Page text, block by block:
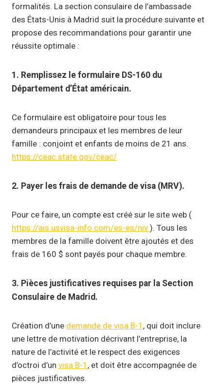
formalités. La section consulaire de l’ambassade
des États-Unis à Madrid suit la procédure suivante et
propose des recommandations pour garantir une
réussite optimale :
1. Remplissez le formulaire DS-160 du
Département d’État américain.
Ce formulaire est obligatoire pour tous les
demandeurs principaux et les membres de leur
famille : conjoint et enfants de moins de 21 ans.
https://ceac.state.gov/ceac/
2. Payer les frais de demande de visa (MRV).
Pour ce faire, un compte est créé sur le site web (
https://ais.usvisa-info.com/es-es/niv ). Tous les
membres de la famille doivent être ajoutés et des
frais de 160 $ sont payés pour chaque membre.
3. Pièces justificatives requises par la Section
Consulaire de Madrid.
Création d’une demande de visa B-1 , qui doit inclure
une lettre de motivation décrivant l’entreprise, la
nature de l’activité et le respect des exigences
d’octroi d’un visa B-1 , et doit être accompagnée de
pièces justificatives.